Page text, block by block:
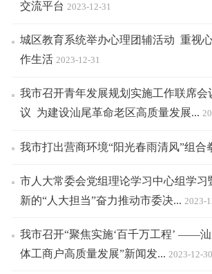
交流平台 2023-12-31
城区教育系统举办心理团辅活动 重视
作生活 2023-12-31
我市召开青年发展规划实施工作联席会
议 为建设汕尾革命老区高质量发展...
我市打出营商环境“阳光春雨清风”组合
市人大常委会党组理论学习中心组学习
新的“人大担当”奋力推动市委决... 2023-
我市召开“聚焦实施‘百千万工程’ ——
体工商户高质量发展”新闻发... 2023-12-30